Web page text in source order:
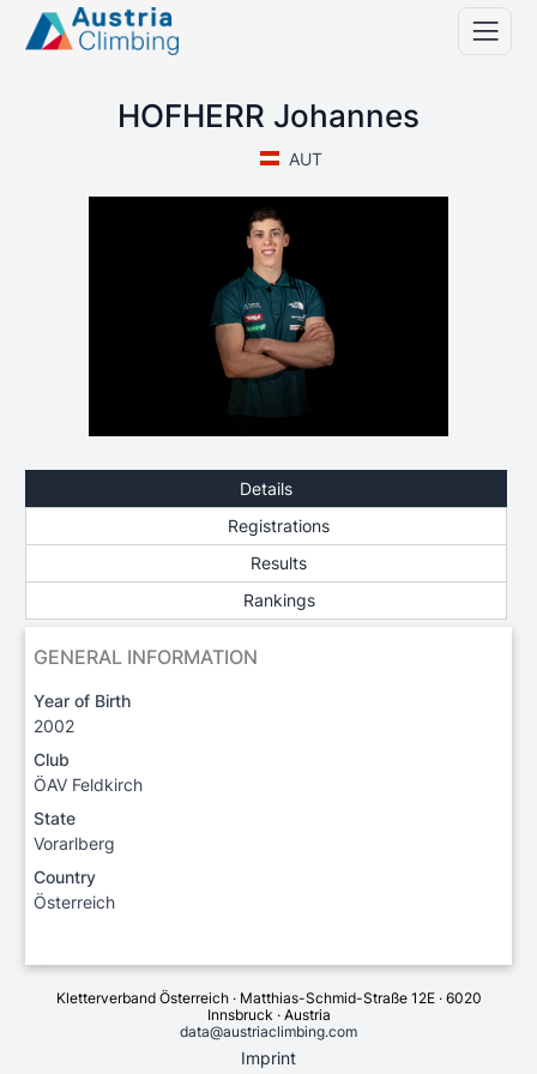
HOFHERR Johannes
AUT
Details
Registrations
Results
Rankings
GENERAL INFORMATION
Year of Birth
2002
Club
ÖAV Feldkirch
State
Vorarlberg
Country
Österreich
Kletterverband Österreich · Matthias-Schmid-Straße 12E · 6020
Innsbruck · Austria
data@austriaclimbing.com
Imprint